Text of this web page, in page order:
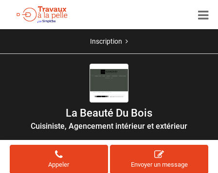
Inscription
La Beauté Du Bois
Cuisiniste, Agencement intérieur et extérieur
Appeler Envoyer un message